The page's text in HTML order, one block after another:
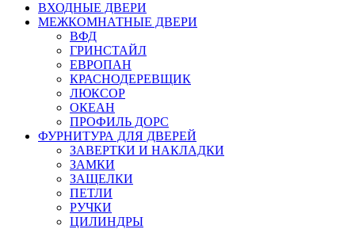
ВХОДНЫЕ ДВЕРИ
МЕЖКОМНАТНЫЕ ДВЕРИ
ВФД
ГРИНСТАЙЛ
ЕВРОПАН
КРАСНОДЕРЕВЩИК
ЛЮКСОР
ОКЕАН
ПРОФИЛЬ ДОРС
ФУРНИТУРА ДЛЯ ДВЕРЕЙ
ЗАВЕРТКИ И НАКЛАДКИ
ЗАМКИ
ЗАЩЕЛКИ
ПЕТЛИ
РУЧКИ
ЦИЛИНДРЫ